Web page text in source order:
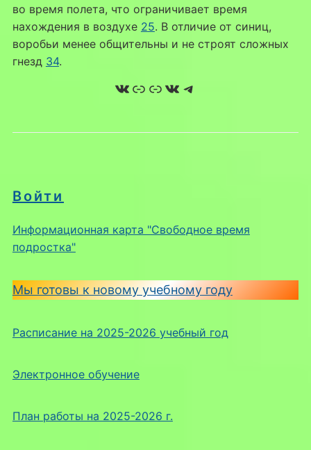
Войти
Информационная карта "Свободное время
подростка"
Мы готовы к новому учебному году
Расписание на 2025-2026 учебный год
Электронное обучение
План работы на 2025-2026 г.
во время полета, что ограничивает время
нахождения в воздухе 25. В отличие от синиц,
воробьи менее общительны и не строят сложных
гнезд 34.
ВКонтакте
Ссылка
Ссылка
ВКонтакте
Telegram